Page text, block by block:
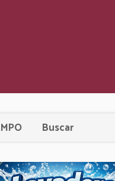
Buscar